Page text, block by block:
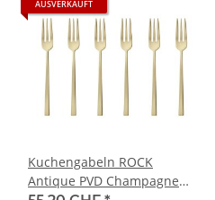
AUSVERKAUFT
Kuchengabeln ROCK
Antique PVD Champagne